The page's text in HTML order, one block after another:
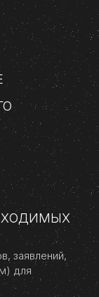
заявлений,
для